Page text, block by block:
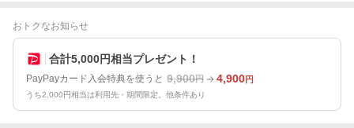
おトクなお知らせ
合計5,000円相当プレゼント！
PayPayカード入会特典を使うと 9,900円 4,900円
うち2,000円相当は利用先・期間限定。他条件あり